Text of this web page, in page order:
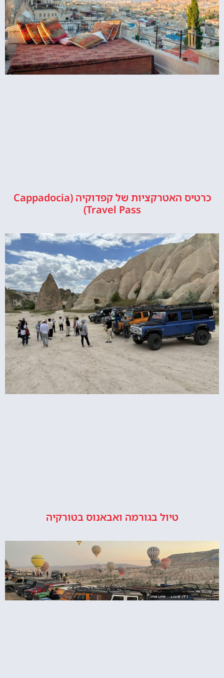
כרטיס האטרקציות של קפדוקיה (Cappadocia
Travel Pass)
טיול בגורמה ואבאנוס בטורקיה